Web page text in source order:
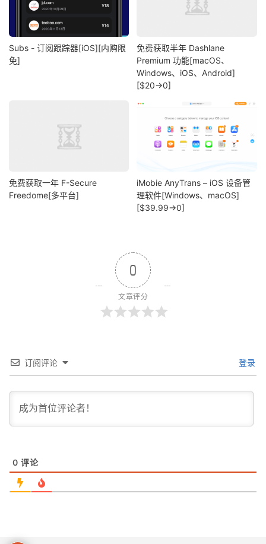
Subs - 订阅跟踪‪器[iOS][内购限
免]
免费获取半年 Dashlane
Premium 功能[macOS、
Windows、iOS、Android]
[$20→0]
免费获取一年 F-Secure
Freedome[多平台]
iMobie AnyTrans – iOS 设备管
理软件[Windows、macOS]
[$39.99→0]
0
文章评分
订阅评论 登录
0 评论